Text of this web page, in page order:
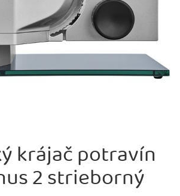
krájač potravín
2 strieborný